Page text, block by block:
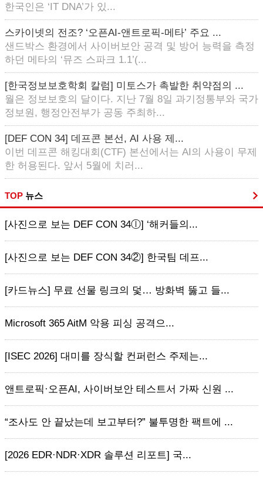
한국인은 ‘IT DNA’가 있...
스카이넷의 전조? ‘오픈AI-앤트로픽-메타’ 주요 ...
샌드박스 환경에서 사이버보안 공격 및 방어 능력을 측정
하던 메타의 ‘뮤즈 스파크 1.1’(...
[한국정보보호학회 칼럼] 미토스가 촉발한 취약점의 ...
월은 정보보호의 달이다. 지난 7월 8일 과기정통부와 국가
정보원, 행정안전부가 공동 주최하...
[DEF CON 34] 데프콘 본선, AI 사용 제...
이번 데프콘 해킹대회(CTF) 본선에서는 AI의 사용이 무제
한 허용된다. 앞서 5월에 치러...
TOP 뉴스
[사진으로 보는 DEF CON 34ⓛ] ‘해커들의...
[사진으로 보는 DEF CON 34②] 한국팀 데프...
[카드뉴스] 무료 선물 링크의 덫… 방화벽 뚫고 들...
Microsoft 365 AitM 악용 피싱 공격으...
[ISEC 2026] 대미를 장식할 컨퍼런스 주제는...
앤트로픽·오픈AI, 사이버보안 테스트서 가짜 신원 ...
“조사도 안 끝났는데 보고부터?” 불투명한 팩트에 ...
[2026 EDR·NDR·XDR 솔루션 리포트] 국...